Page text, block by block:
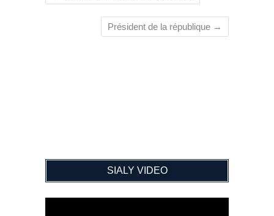
Président de la république →
SIALY VIDEO